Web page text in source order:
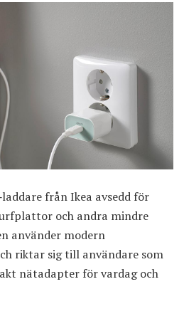
från Ikea avsedd för
och andra mindre
använder modern
riktar sig till användare som
nätadapter för vardag och